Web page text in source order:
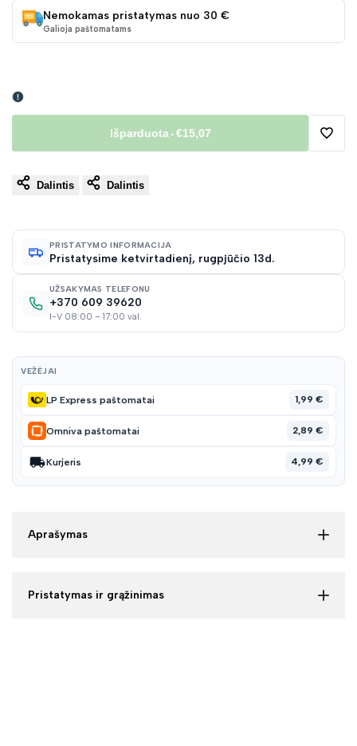
Nemokamas pristatymas nuo 30 €
Galioja paštomatams
Išparduota-€15,07
Dalintis Dalintis
PRISTATYMO INFORMACIJA
Pristatysime ketvirtadienį, rugpjūčio 13d.
UŽSAKYMAS TELEFONU
+370 609 39620
I-V 08:00 – 17:00 val.
VEŽĖJAI
LP Express paštomatai 1,99 €
Omniva paštomatai 2,89 €
Kurjeris 4,99 €
Aprašymas
Pristatymas ir grąžinimas